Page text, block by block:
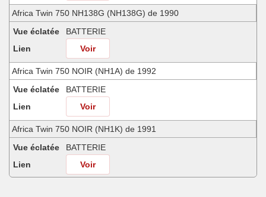
Africa Twin 750 NH138G (NH138G) de 1990
Vue éclatée
BATTERIE
Lien
Voir
Africa Twin 750 NOIR (NH1A) de 1992
Vue éclatée
BATTERIE
Lien
Voir
Africa Twin 750 NOIR (NH1K) de 1991
Vue éclatée
BATTERIE
Lien
Voir